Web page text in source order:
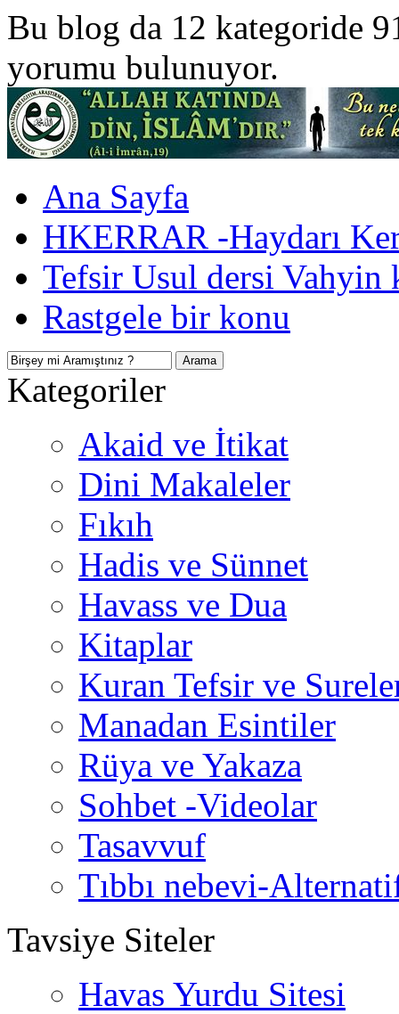
Bu blog da 12 kategoride
yorumu bulunuyor.
Ana Sayfa
HKERRAR -Haydarı
Tefsir Usul dersi Vahyin
Rastgele bir konu
Kategoriler
Akaid ve İtikat
Dini Makaleler
Fıkıh
Hadis ve Sünnet
Havass ve Dua
Kitaplar
Kuran Tefsir ve
Manadan Esintiler
Rüya ve Yakaza
Sohbet -Videolar
Tasavvuf
Tıbbı nebevi-
Tavsiye Siteler
Havas Yurdu Sitesi